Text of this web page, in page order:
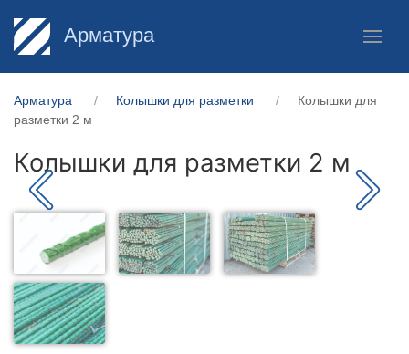
Арматура
Арматура Колышки для разметки
Колышки для
разметки 2 м
Колышки для разметки 2 м